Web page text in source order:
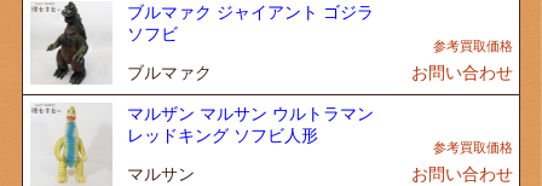
ブルマァク ジャイアント ゴジラ
ソフビ
ブルマァク お問い合わせ
マルザン マルサン ウルトラマン
レッドキング ソフビ人形
マルサン お問い合わせ